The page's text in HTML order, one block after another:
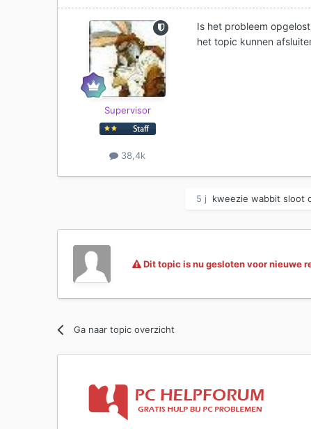
Supervisor
38,4k
Is het probleem
het topic kunnen
5 j kweezie wabbit sloot
Dit topic is nu gesloten voor nieuwe
Ga naar topic overzicht